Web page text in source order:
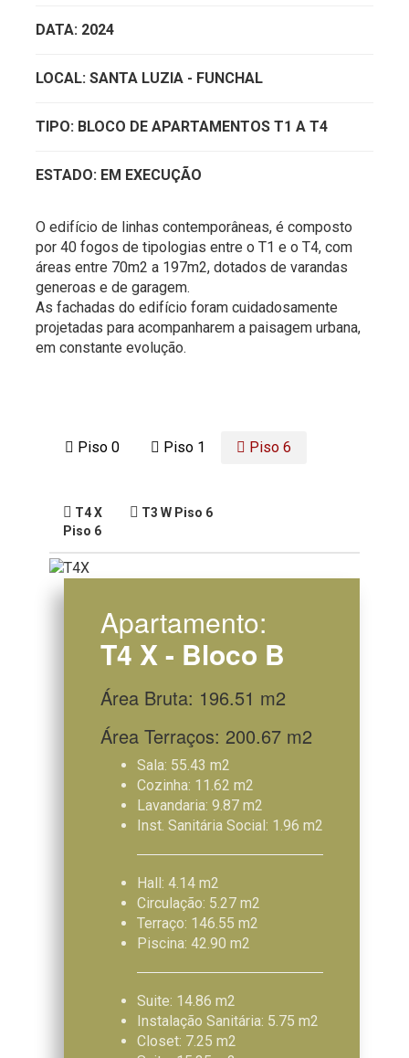
DATA: 2024
LOCAL: SANTA LUZIA - FUNCHAL
TIPO: BLOCO DE APARTAMENTOS T1 A T4
ESTADO: EM EXECUÇÃO
O edifício de linhas contemporâneas, é composto
por 40 fogos de tipologias entre o T1 e o T4, com
áreas entre 70m2 a 197m2, dotados de varandas
generoas e de garagem.
As fachadas do edifício foram cuidadosamente
projetadas para acompanharem a paisagem urbana,
em constante evolução.
Piso 0 Piso 1 Piso 6
T4 X
Piso 6
T3 W Piso 6
Apartamento:
T4 X - Bloco B
Área Bruta: 196.51 m2
Área Terraços: 200.67 m2
Sala: 55.43 m2
Cozinha: 11.62 m2
Lavandaria: 9.87 m2
Inst. Sanitária Social: 1.96 m2
Hall: 4.14 m2
Circulação: 5.27 m2
Terraço: 146.55 m2
Piscina: 42.90 m2
Suite: 14.86 m2
Instalação Sanitária: 5.75 m2
Closet: 7.25 m2